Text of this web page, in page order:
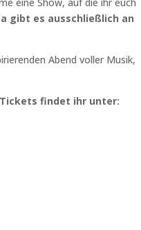
gibt es ausschließlich an
Abend voller Musik,
findet ihr unter: